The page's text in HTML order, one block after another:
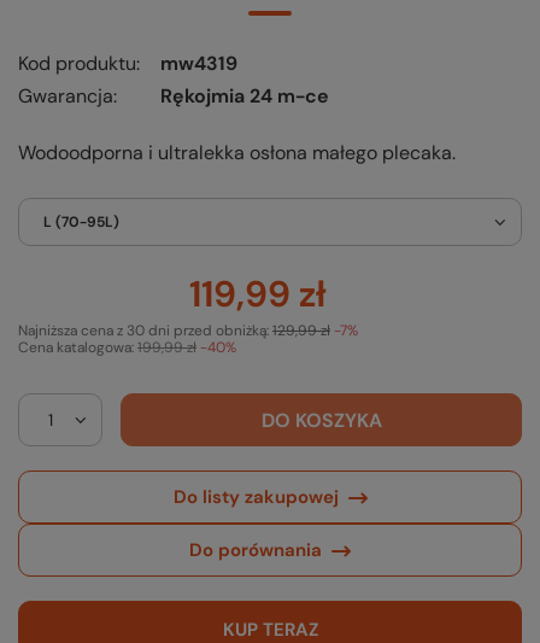
Kod produktu
mw4319
Gwarancja
Rękojmia 24 m-ce
Wodoodporna i ultralekka osłona małego plecaka.
L (70-95L)
119,99 zł
Cena katalogowa:199,99 zł -40%
Najniższa cena z 30 dni przed obniżką:129,99 zł -7%
DO KOSZYKA
Do listy zakupowej
Do porównania
KUP TERAZ